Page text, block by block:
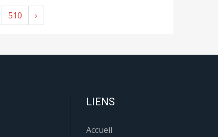
510 ›
LIENS
Accueil